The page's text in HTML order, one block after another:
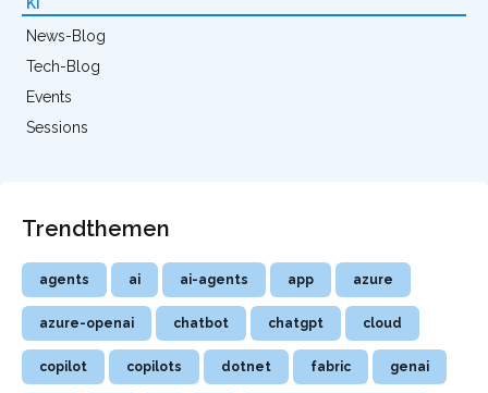
News-Blog
Tech-Blog
Events
Sessions
Trendthemen
agents ai ai-agents app azure
azure-openai chatbot chatgpt cloud
copilot copilots dotnet fabric genai